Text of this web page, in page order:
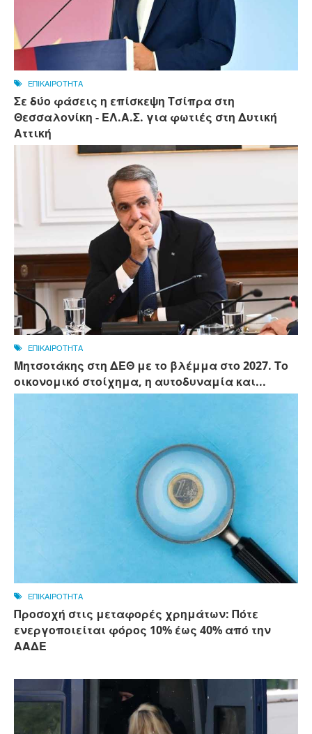
ΕΠΙΚΑΙΡΟΤΗΤΑ
Σε δύο φάσεις η επίσκεψη Τσίπρα στη
Θεσσαλονίκη - ΕΛ.Α.Σ. για φωτιές στη Δυτική
Αττική
ΕΠΙΚΑΙΡΟΤΗΤΑ
Μητσοτάκης στη ΔΕΘ με το βλέμμα στο 2027. Το
οικονομικό στοίχημα, η αυτοδυναμία και...
ΕΠΙΚΑΙΡΟΤΗΤΑ
Προσοχή στις μεταφορές χρημάτων: Πότε
ενεργοποιείται φόρος 10% έως 40% από την
ΑΑΔΕ